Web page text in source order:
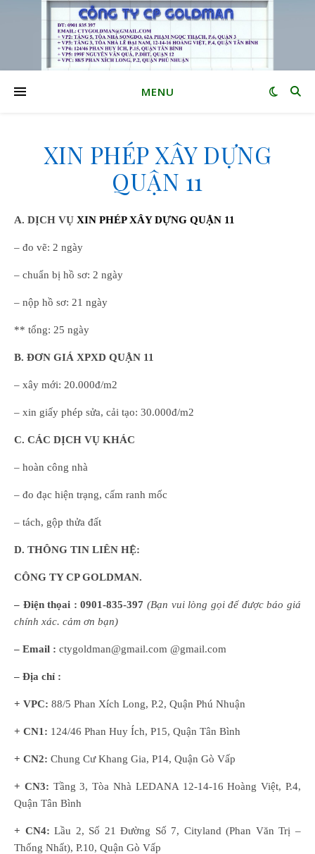
MENU
XIN PHÉP XÂY DỰNG
QUẬN 11
A. DỊCH VỤ XIN PHÉP XÂY DỰNG QUẬN 11
– đo vẽ: 2 ngày
– chuẩn bị hồ sơ: 2 ngày
– nộp hồ sơ: 21 ngày
** tổng: 25 ngày
B. ĐƠN GIÁ XPXD QUẬN 11
– xây mới: 20.000đ/m2
– xin giấy phép sửa, cải tạo: 30.000đ/m2
C. CÁC DỊCH VỤ KHÁC
– hoàn công nhà
– đo đạc hiện trạng, cấm ranh mốc
– tách, gộp thửa đất
D. THÔNG TIN LIÊN HỆ:
CÔNG TY CP GOLDMAN.
– Điện thọai : 0901-835-397 (Bạn vui lòng gọi để được báo giá
chính xác. cảm ơn bạn)
– Email : ctygoldman@gmail.com @gmail.com
– Địa chỉ :
+ VPC: 88/5 Phan Xích Long, P.2, Quận Phú Nhuận
+ CN1: 124/46 Phan Huy Ích, P15, Quận Tân Bình
+ CN2: Chung Cư Khang Gia, P14, Quận Gò Vấp
+ CN3: Tầng 3, Tòa Nhà LEDANA 12-14-16 Hoàng Việt, P.4,
Quận Tân Bình
+ CN4:Lầu 2, Số 21 Đường Số 7, Cityland (Phan Văn Trị –
Thống Nhất), P.10, Quận Gò Vấp